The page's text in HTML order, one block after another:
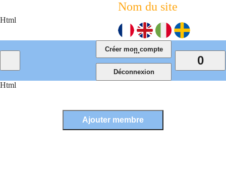
Html
Nom du site
Html
0
...